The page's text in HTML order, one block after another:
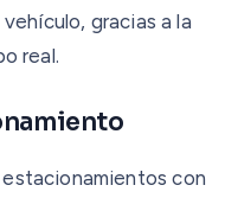
gracias a la
real.
con